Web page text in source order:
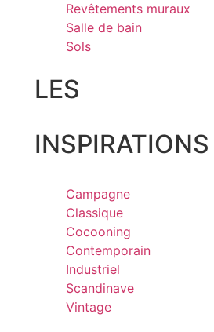
Revêtements muraux
Salle de bain
Sols
LES
INSPIRATIONS
Campagne
Classique
Cocooning
Contemporain
Industriel
Scandinave
Vintage